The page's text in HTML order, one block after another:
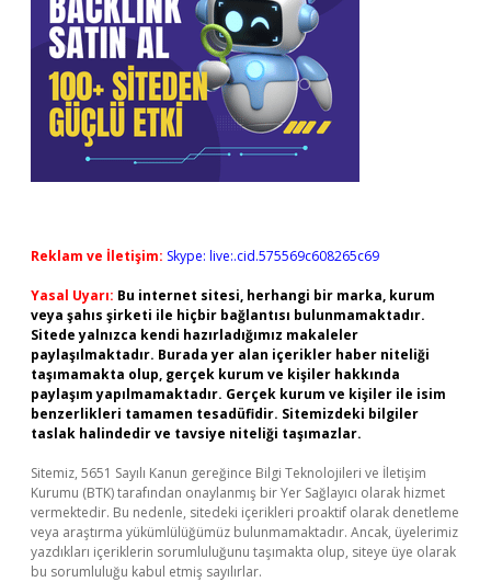
Reklam ve İletişim: Skype: live:.cid.575569c608265c69
Yasal Uyarı: Bu internet sitesi, herhangi bir marka, kurum
veya şahıs şirketi ile hiçbir bağlantısı bulunmamaktadır.
Sitede yalnızca kendi hazırladığımız makaleler
paylaşılmaktadır. Burada yer alan içerikler haber niteliği
taşımamakta olup, gerçek kurum ve kişiler hakkında
paylaşım yapılmamaktadır. Gerçek kurum ve kişiler ile isim
benzerlikleri tamamen tesadüfidir. Sitemizdeki bilgiler
taslak halindedir ve tavsiye niteliği taşımazlar.
Sitemiz, 5651 Sayılı Kanun gereğince Bilgi Teknolojileri ve İletişim
Kurumu (BTK) tarafından onaylanmış bir Yer Sağlayıcı olarak hizmet
vermektedir. Bu nedenle, sitedeki içerikleri proaktif olarak denetleme
veya araştırma yükümlülüğümüz bulunmamaktadır. Ancak, üyelerimiz
yazdıkları içeriklerin sorumluluğunu taşımakta olup, siteye üye olarak
bu sorumluluğu kabul etmiş sayılırlar.